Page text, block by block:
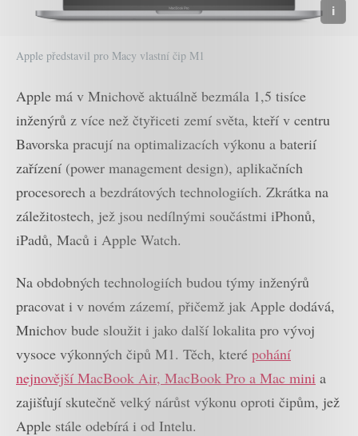
Apple představil pro Macy vlastní čip M1
Apple má v Mnichově aktuálně bezmála 1,5 tisíce
inženýrů z více než čtyřiceti zemí světa, kteří v centru
Bavorska pracují na optimalizacích výkonu a baterií
zařízení (power management design), aplikačních
procesorech a bezdrátových technologiích. Zkrátka na
záležitostech, jež jsou nedílnými součástmi iPhonů,
iPadů, Maců i Apple Watch.
Na obdobných technologiích budou týmy inženýrů
pracovat i v novém zázemí, přičemž jak Apple dodává,
Mnichov bude sloužit i jako další lokalita pro vývoj
vysoce výkonných čipů M1. Těch, které pohání
nejnovější MacBook Air, MacBook Pro a Mac mini a
zajišťují skutečně velký nárůst výkonu oproti čipům, jež
Apple stále odebírá i od Intelu.